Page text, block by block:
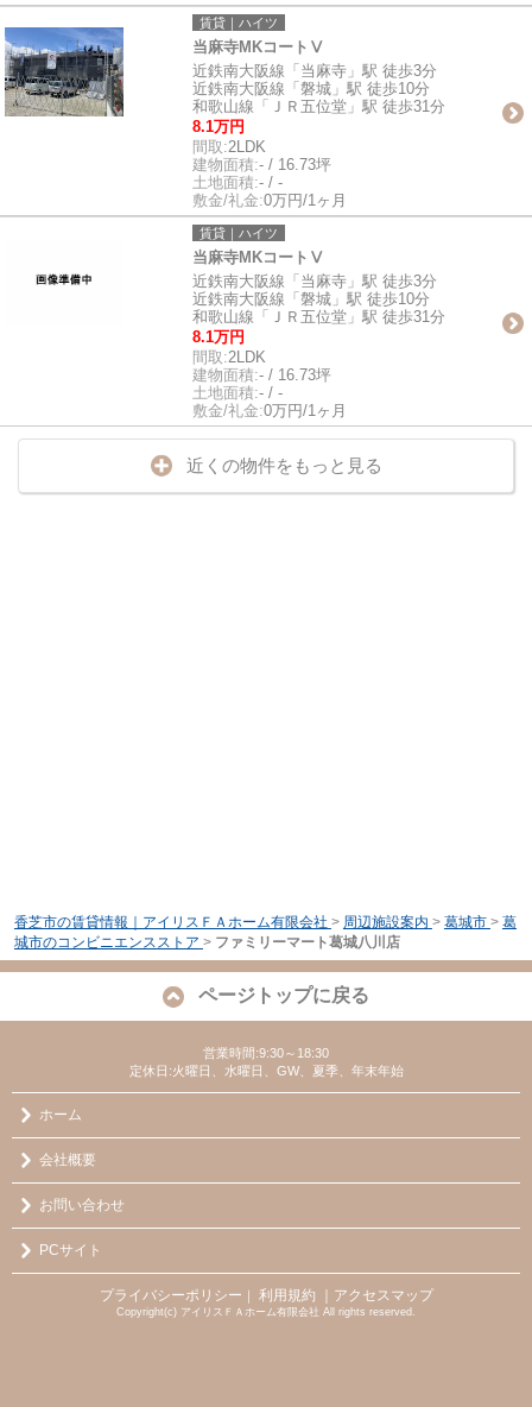
賃貸｜ハイツ
当麻寺MKコートⅤ
近鉄南大阪線「当麻寺」駅 徒歩3分
近鉄南大阪線「磐城」駅 徒歩10分
和歌山線「ＪＲ五位堂」駅 徒歩31分
8.1万円
間取:2LDK
建物面積:- / 16.73坪
土地面積:- / -
敷金/礼金:0万円/1ヶ月
賃貸｜ハイツ
当麻寺MKコートⅤ
近鉄南大阪線「当麻寺」駅 徒歩3分
近鉄南大阪線「磐城」駅 徒歩10分
和歌山線「ＪＲ五位堂」駅 徒歩31分
8.1万円
間取:2LDK
建物面積:- / 16.73坪
土地面積:- / -
敷金/礼金:0万円/1ヶ月
近くの物件をもっと見る
香芝市の賃貸情報｜アイリスＦＡホーム有限会社 > 周辺施設案内 > 葛城市 > 葛
城市のコンビニエンスストア > ファミリーマート葛城八川店
ページトップに戻る
営業時間:9:30～18:30
定休日:火曜日、水曜日、GW、夏季、年末年始
ホーム
会社概要
お問い合わせ
PCサイト
プライバシーポリシー ｜ 利用規約 ｜アクセスマップ
Copyright(c) アイリスＦＡホーム有限会社 All rights reserved.